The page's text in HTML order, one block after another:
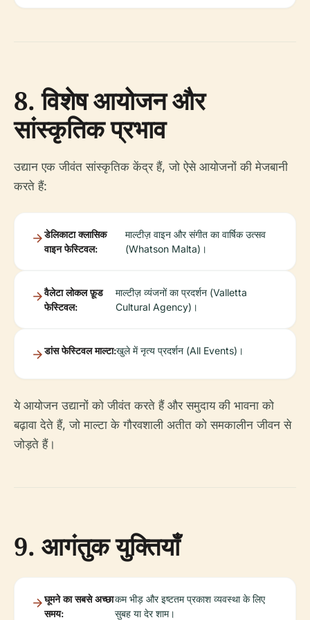
8. विशेष आयोजन और
सांस्कृतिक प्रभाव
उद्यान एक जीवंत सांस्कृतिक केंद्र हैं, जो ऐसे आयोजनों की मेजबानी
करते हैं:
डेलिकाटा क्लासिक
वाइन फेस्टिवल:
माल्टीज़ वाइन और संगीत का वार्षिक उत्सव
(Whatson Malta)।
वैलेटा लोकल फ़ूड
फेस्टिवल:
माल्टीज़ व्यंजनों का प्रदर्शन (Valletta
Cultural Agency)।
डांस फेस्टिवल माल्टा:खुले में नृत्य प्रदर्शन (All Events)।
ये आयोजन उद्यानों को जीवंत करते हैं और समुदाय की भावना को
बढ़ावा देते हैं, जो माल्टा के गौरवशाली अतीत को समकालीन जीवन से
जोड़ते हैं।
9. आगंतुक युक्तियाँ
घूमने का सबसे अच्छा
समय:
कम भीड़ और इष्टतम प्रकाश व्यवस्था के लिए
सुबह या देर शाम।